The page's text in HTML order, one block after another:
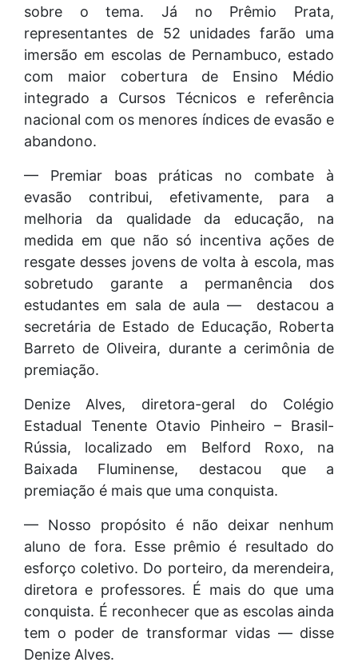
sobre o tema. Já no Prêmio Prata,
representantes de 52 unidades farão uma
imersão em escolas de Pernambuco, estado
com maior cobertura de Ensino Médio
integrado a Cursos Técnicos e referência
nacional com os menores índices de evasão e
abandono.
— Premiar boas práticas no combate à
evasão contribui, efetivamente, para a
melhoria da qualidade da educação, na
medida em que não só incentiva ações de
resgate desses jovens de volta à escola, mas
sobretudo garante a permanência dos
estudantes em sala de aula — destacou a
secretária de Estado de Educação, Roberta
Barreto de Oliveira, durante a cerimônia de
premiação.
Denize Alves, diretora-geral do Colégio
Estadual Tenente Otavio Pinheiro – Brasil-
Rússia, localizado em Belford Roxo, na
Baixada Fluminense, destacou que a
premiação é mais que uma conquista.
— Nosso propósito é não deixar nenhum
aluno de fora. Esse prêmio é resultado do
esforço coletivo. Do porteiro, da merendeira,
diretora e professores. É mais do que uma
conquista. É reconhecer que as escolas ainda
tem o poder de transformar vidas — disse
Denize Alves.